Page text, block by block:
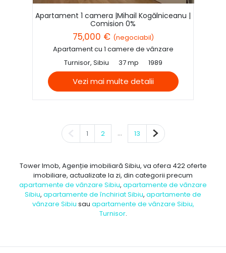
Apartament 1 camera |Mihail Kogălniceanu |
Comision 0%
75,000 € (negociabil)
Apartament cu 1 camere de vânzare
Turnisor, Sibiu
37 mp 1989
Vezi mai multe detalii
Pagina anterioară
1 2 ... 13 Pagina următoare
Tower Imob, Agenție imobiliară Sibiu, va ofera 422 oferte
imobiliare, actualizate la zi, din categorii precum
apartamente de vânzare Sibiu, apartamente de vânzare
Sibiu, apartamente de închiriat Sibiu, apartamente de
vânzare Sibiu sau apartamente de vânzare Sibiu,
Turnisor.